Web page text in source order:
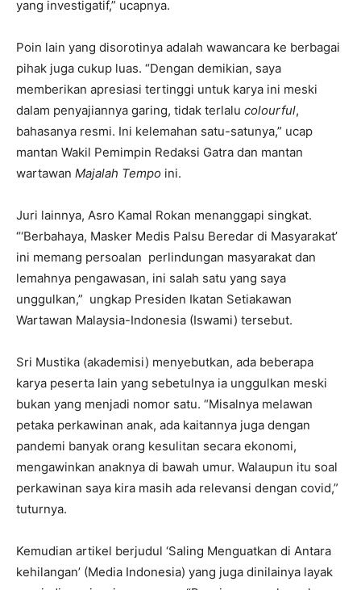
yang investigatif,” ucapnya.
Poin lain yang disorotinya adalah wawancara ke berbagai
pihak juga cukup luas. “Dengan demikian, saya
memberikan apresiasi tertinggi untuk karya ini meski
dalam penyajiannya garing, tidak terlalu colourful,
bahasanya resmi. Ini kelemahan satu-satunya,” ucap
mantan Wakil Pemimpin Redaksi Gatra dan mantan
wartawan Majalah Tempo ini.
Juri lainnya, Asro Kamal Rokan menanggapi singkat.
“‘Berbahaya, Masker Medis Palsu Beredar di Masyarakat’
ini memang persoalan perlindungan masyarakat dan
lemahnya pengawasan, ini salah satu yang saya
unggulkan,” ungkap Presiden Ikatan Setiakawan
Wartawan Malaysia-Indonesia (Iswami) tersebut.
Sri Mustika (akademisi) menyebutkan, ada beberapa
karya peserta lain yang sebetulnya ia unggulkan meski
bukan yang menjadi nomor satu. “Misalnya melawan
petaka perkawinan anak, ada kaitannya juga dengan
pandemi banyak orang kesulitan secara ekonomi,
mengawinkan anaknya di bawah umur. Walaupun itu soal
perkawinan saya kira masih ada relevansi dengan covid,”
tuturnya.
Kemudian artikel berjudul ‘Saling Menguatkan di Antara
kehilangan’ (Media Indonesia) yang juga dinilainya layak